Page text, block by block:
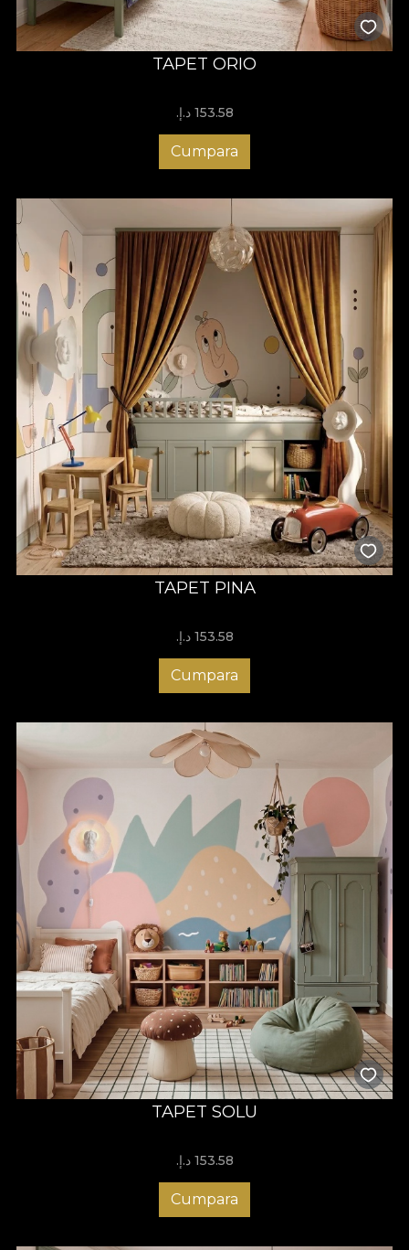
TAPET ORIO
153.58 د.إ.‏
Cumpara
TAPET PINA
153.58 د.إ.‏
Cumpara
TAPET SOLU
153.58 د.إ.‏
Cumpara